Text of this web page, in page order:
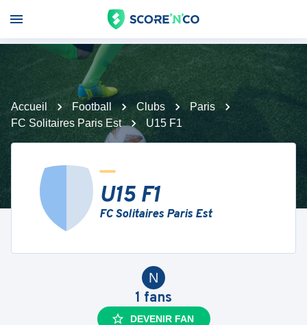
Accueil Football Clubs
Paris
FC Solitaires Paris Est
U15 F1
U15 F1
FC Solitaires Paris Est
N
1 fans
DEVENIR FAN